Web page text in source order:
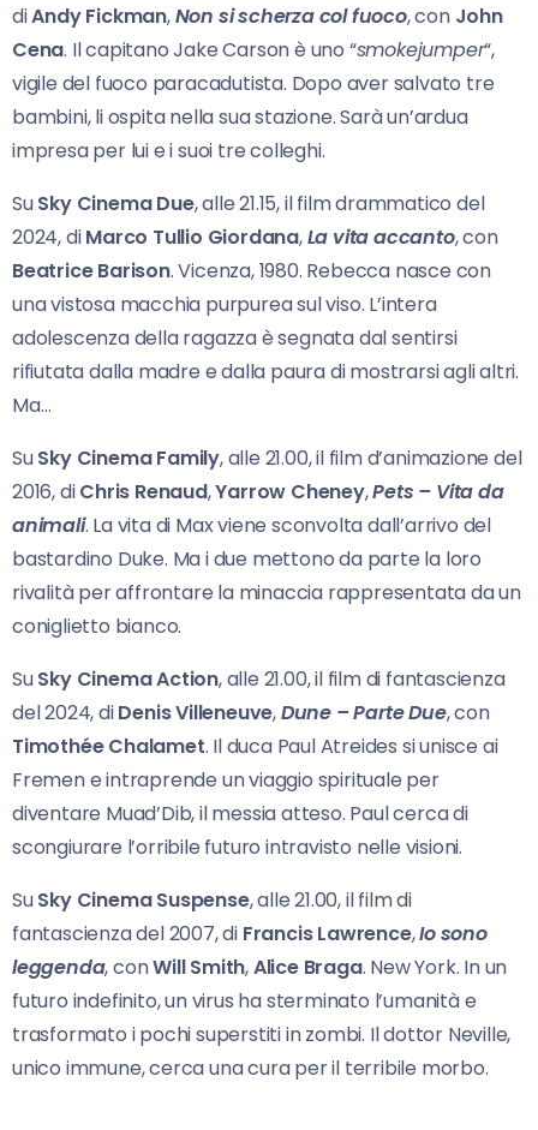
diAndy Fickman,Non si scherza colfuoco, con John
Cena. Il capitano Jake Carson è uno “smokejumper“,
vigile del fuoco paracadutista. Dopo aver salvato tre
bambini, li ospita nella sua stazione. Sarà un’ardua
impresa per lui e i suoi tre colleghi.
SuSky Cinema Due, alle 21.15, il film drammatico del
2024, diMarco Tullio Giordana,La vitaaccanto, con
Beatrice Barison. Vicenza, 1980. Rebecca nasce con
una vistosa macchia purpurea sul viso. L’intera
adolescenza della ragazza è segnata dal sentirsi
rifiutata dalla madre e dalla paura di mostrarsi agli altri.
Ma…
SuSky Cinema Family, alle 21.00, il film d’animazione del
2016, diChris Renaud,Yarrow Cheney,Pets – Vita da
animali. La vita di Max viene sconvolta dall’arrivo del
bastardino Duke. Ma i due mettono da parte la loro
rivalità per affrontare la minaccia rappresentata da un
coniglietto bianco.
SuSky Cinema Action, alle 21.00, il film di fantascienza
del 2024, diDenis Villeneuve,Dune –Parte Due, con
Timothée Chalamet. Il duca Paul Atreides si unisce ai
Fremen e intraprende un viaggio spirituale per
diventare Muad’Dib, il messia atteso. Paul cerca di
scongiurare l’orribile futuro intravisto nelle visioni.
SuSky Cinema Suspense, alle 21.00, il film di
fantascienza del 2007, di Francis Lawrence,Io sono
leggenda, conWill Smith,Alice Braga. New York. In un
futuro indefinito, un virus ha sterminato l’umanità e
trasformato i pochi superstiti in zombi. Il dottor Neville,
unico immune, cerca una cura per il terribile morbo.